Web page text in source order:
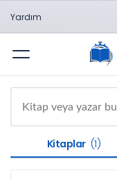
Yardım
Menü
Kitaplar (1)